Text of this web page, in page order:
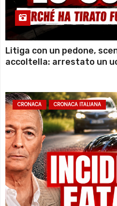
Litiga con un pedone,
accoltella: arrestato un
CRONACA CRONACA ITALIANA